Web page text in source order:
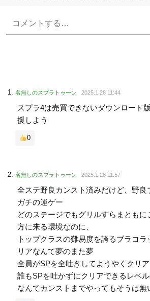
名無しのスプラトゥーン 2025.1.28 11:44
スプラ4は売買できないダウンロード
援しよう
0
名無しのスプラトゥーン 2025.1.28 11:57
全ステ野良カンスト済みだけど、野良
ガチの運ゲー
どのステージでもグリルすらまとも
方に来る環境なのに、
トップクラスの難易度を誇るブラコ
リアなんて夢のまた夢
全員がSPを全吐きしてようやくクリ
誰もSPを吐かずにクリアできるレベ
なんてカンストまでやってもそうは無